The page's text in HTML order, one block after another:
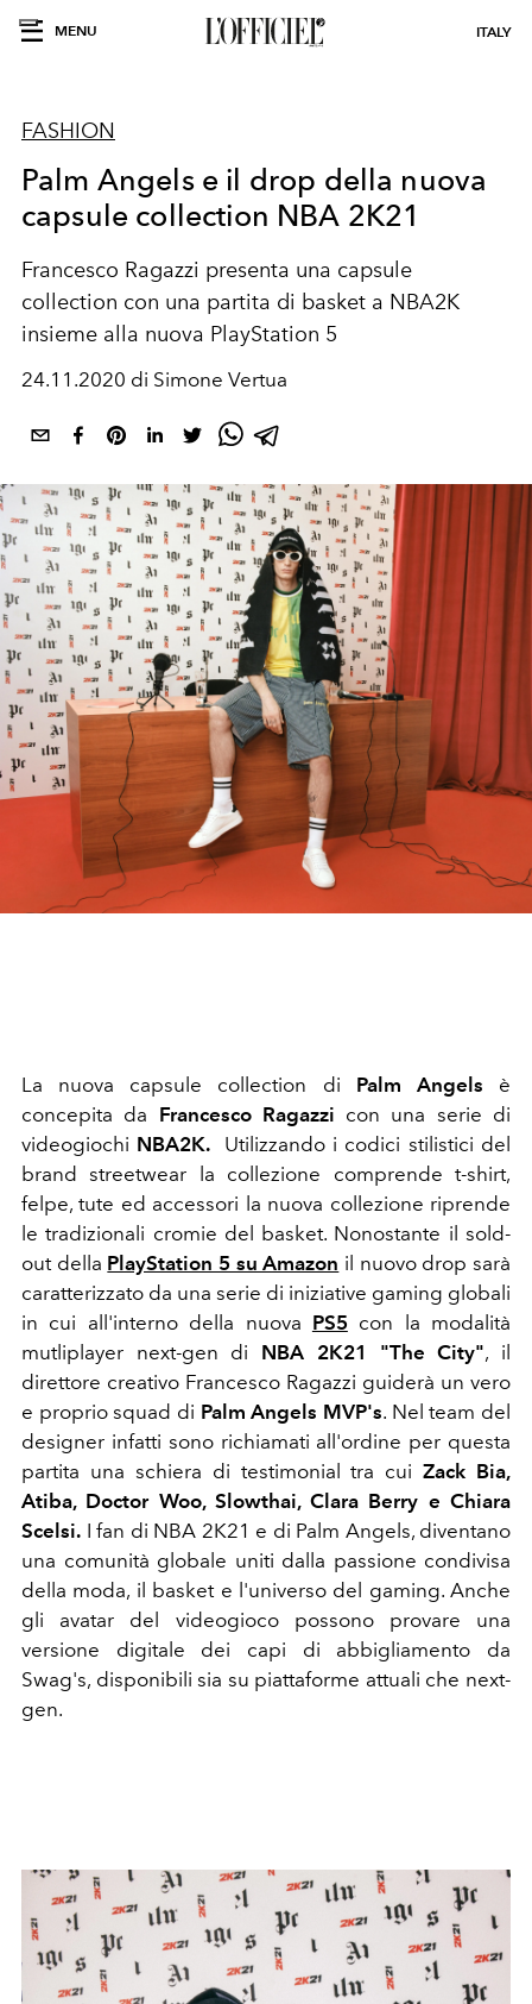
MENU ITALY
FASHION
Palm Angels e il drop della nuova
capsule collection NBA 2K21
Francesco Ragazzi presenta una capsule
collection con una partita di basket a NBA2K
insieme alla nuova PlayStation 5
24.11.2020 di Simone Vertua
La nuova capsule collection di Palm Angels è
concepita da Francesco Ragazzi con una serie di
videogiochi NBA2K. Utilizzando i codici stilistici del
brand streetwear la collezione comprende t-shirt,
felpe, tute ed accessori la nuova collezione riprende
le tradizionali cromie del basket. Nonostante il sold-
out della PlayStation 5 su Amazon il nuovo drop sarà
caratterizzato da una serie di iniziative gaming globali
in cui all'interno della nuova PS5 con la modalità
mutliplayer next-gen di NBA 2K21 "The City", il
direttore creativo Francesco Ragazzi guiderà un vero
e proprio squad di Palm Angels MVP's. Nel team del
designer infatti sono richiamati all'ordine per questa
partita una schiera di testimonial tra cuiZack Bia,
Atiba, Doctor Woo, Slowthai, Clara Berry e Chiara
Scelsi. I fan di NBA 2K21 e di Palm Angels, diventano
una comunità globale uniti dalla passione condivisa
della moda, il basket e l'universo del gaming. Anche
gli avatar del videogioco possono provare una
versione digitale dei capi di abbigliamento da
Swag's, disponibili sia su piattaforme attuali che next-
gen.